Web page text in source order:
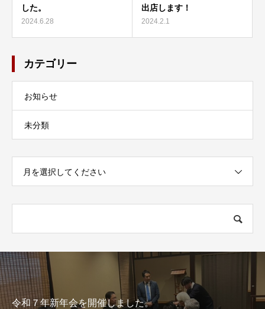
した。
2024.6.28
出店します！
2024.2.1
カテゴリー
お知らせ
未分類
月を選択してください
令和７年新年会を開催しました。